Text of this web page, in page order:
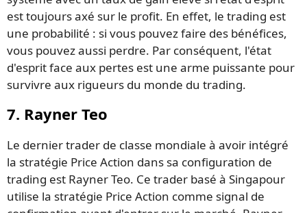
est toujours axé sur le profit. En effet, le trading est
une probabilité : si vous pouvez faire des bénéfices,
vous pouvez aussi perdre. Par conséquent, l'état
d'esprit face aux pertes est une arme puissante pour
survivre aux rigueurs du monde du trading.
7. Rayner Teo
Le dernier trader de classe mondiale à avoir intégré
la stratégie Price Action dans sa configuration de
trading est Rayner Teo. Ce trader basé à Singapour
utilise la stratégie Price Action comme signal de